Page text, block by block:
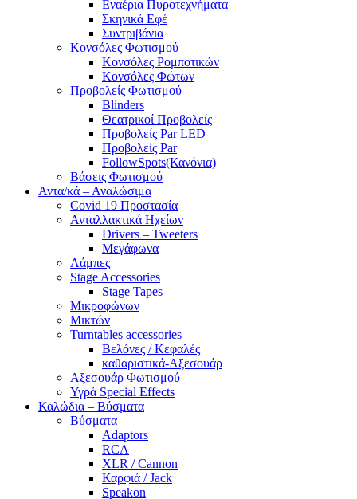
Εναέρια Πυροτεχνήματα
Σκηνικά Εφέ
Συντριβάνια
Κονσόλες Φωτισμού
Κονσόλες Ρομποτικών
Κονσόλες Φώτων
Προβολείς Φωτισμού
Blinders
Θεατρικοί Προβολείς
Προβολείς Par LED
Προβολείς Par
FollowSpots(Κανόνια)
Βάσεις Φωτισμού
Αντα/κά – Αναλώσιμα
Covid 19 Προστασία
Ανταλλακτικά Ηχείων
Drivers – Tweeters
Μεγάφωνα
Λάμπες
Stage Accessories
Stage Tapes
Μικροφώνων
Μικτών
Turntables accessories
Βελόνες / Κεφαλές
καθαριστικά-Αξεσουάρ
Αξεσουάρ Φωτισμού
Υγρά Special Effects
Καλώδια – Βύσματα
Βύσματα
Adaptors
RCA
XLR / Cannon
Καρφιά / Jack
Speakon